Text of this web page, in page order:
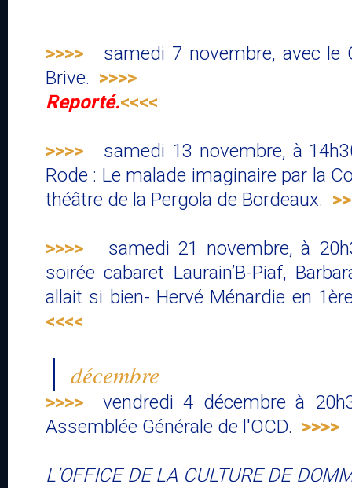
>>>>
samedi 7 novembre, avec le
Brive. >>>>
Reporté.<<<<
>>>>
samedi 13 novembre, à
Rode : Le malade imaginaire par la
théâtre de la Pergola de Bordeaux.
>>>>
samedi 21 novembre, à
soirée cabaret Laurain’B-Piaf,
allait si bien- Hervé Ménardie en
<<<<
décembre
>>>>
vendredi 4 décembre à
Assemblée Générale de l'OCD. >>>>
L’OFFICE DE LA CULTURE DE